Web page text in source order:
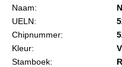
Naam:
UELN:
Chipnummer:
Kleur:
Stamboek: